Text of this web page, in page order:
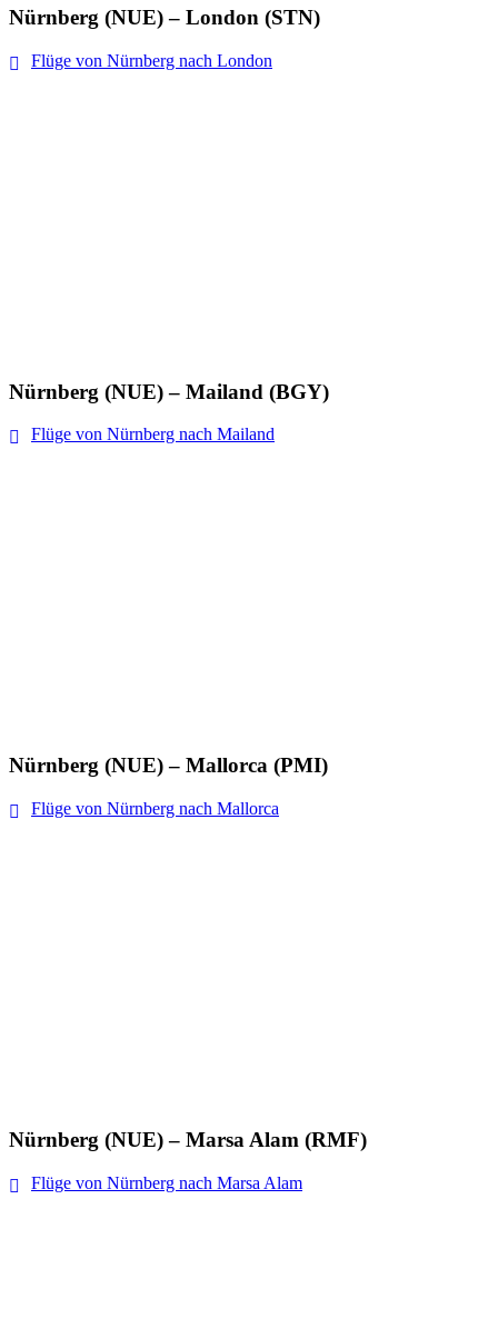
Nürnberg (NUE) – London (STN)
Flüge von Nürnberg nach London
Nürnberg (NUE) – Mailand (BGY)
Flüge von Nürnberg nach Mailand
Nürnberg (NUE) – Mallorca (PMI)
Flüge von Nürnberg nach Mallorca
Nürnberg (NUE) – Marsa Alam (RMF)
Flüge von Nürnberg nach Marsa Alam